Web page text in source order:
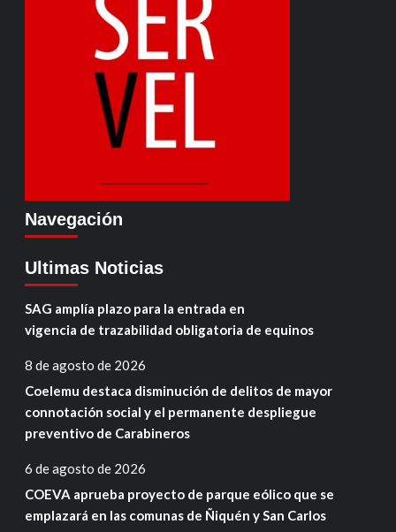
Navegación
Ultimas Noticias
SAG amplía plazo para la entrada en
vigencia de trazabilidad obligatoria de equinos
8 de agosto de 2026
Coelemu destaca disminución de delitos de mayor
connotación social y el permanente despliegue
preventivo de Carabineros
6 de agosto de 2026
COEVA aprueba proyecto de parque eólico que se
emplazará en las comunas de Ñiquén y San Carlos